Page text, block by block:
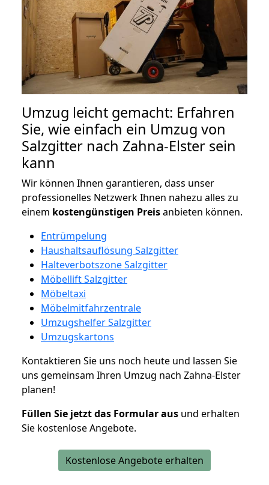
Umzug leicht gemacht: Erfahren
Sie, wie einfach ein Umzug von
Salzgitter nach Zahna-Elster sein
kann
Wir können Ihnen garantieren, dass unser
professionelles Netzwerk Ihnen nahezu alles zu
einem kostengünstigen Preisanbieten können.
Entrümpelung
Haushaltsauflösung Salzgitter
Halteverbotszone Salzgitter
Möbellift Salzgitter
Möbeltaxi
Möbelmitfahrzentrale
Umzugshelfer Salzgitter
Umzugskartons
Kontaktieren Sie uns noch heute und lassen Sie
uns gemeinsam Ihren Umzug nach Zahna-Elster
planen!
Füllen Sie jetzt das Formular aus und erhalten
Sie kostenlose Angebote.
Kostenlose Angebote erhalten